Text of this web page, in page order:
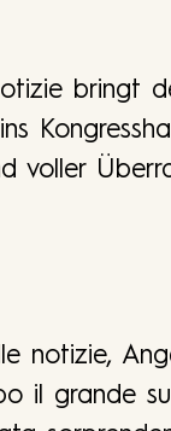
bringt
voller
notizie,
il grande